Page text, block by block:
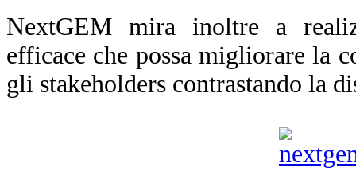
NextGEM mira inoltre a
efficace che possa migliorare la
gli stakeholders contrastando la